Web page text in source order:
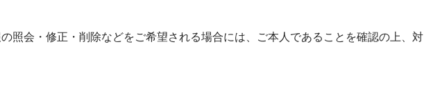
照会・修正・削除などをご希望される場合には、ご本人であることを確認の上、対